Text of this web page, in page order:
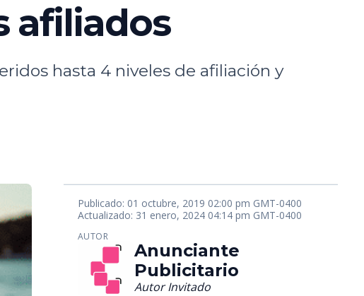
afiliados
hasta 4 niveles de afiliación y
Publicado: 01 octubre, 2019 02:00 pm GMT-0400
Actualizado: 31 enero, 2024 04:14 pm GMT-0400
AUTOR
Anunciante
Publicitario
Autor Invitado